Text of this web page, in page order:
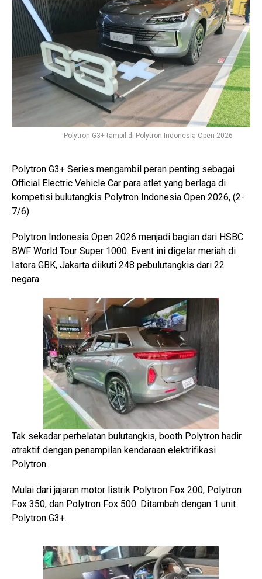
Polytron G3+ tampil di Polytron Indonesia Open 2026
Polytron G3+ Series mengambil peran penting sebagai
Official Electric Vehicle Car para atlet yang berlaga di
kompetisi bulutangkis Polytron Indonesia Open 2026, (2-
7/6).
Polytron Indonesia Open 2026 menjadi bagian dari HSBC
BWF World Tour Super 1000. Event ini digelar meriah di
Istora GBK, Jakarta diikuti 248 pebulutangkis dari 22
negara.
Tak sekadar perhelatan bulutangkis, booth Polytron hadir
atraktif dengan penampilan kendaraan elektrifikasi
Polytron.
Mulai dari jajaran motor listrik Polytron Fox 200, Polytron
Fox 350, dan Polytron Fox 500. Ditambah dengan 1 unit
Polytron G3+.